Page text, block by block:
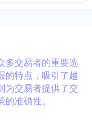
多交易者的重要选
的特点，吸引了越
为交易者提供了交
准确性。